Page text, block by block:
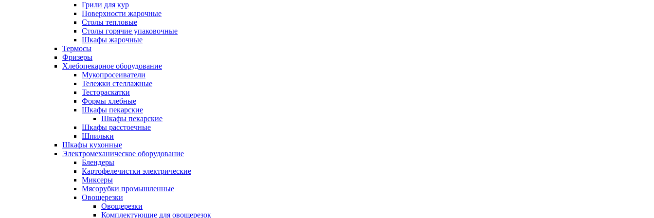
Грили для кур
Поверхности жарочные
Столы тепловые
Столы горячие упаковочные
Шкафы жарочные
Термосы
Фризеры
Хлебопекарное оборудование
Мукопросеиватели
Тележки стеллажные
Тестораскатки
Формы хлебные
Шкафы пекарские
Шкафы пекарские
Шкафы расстоечные
Шпильки
Шкафы кухонные
Электромеханическое оборудование
Блендеры
Картофелечистки электрические
Миксеры
Мясорубки промышленные
Овощерезки
Овощерезки
Комплектующие для овощерезок